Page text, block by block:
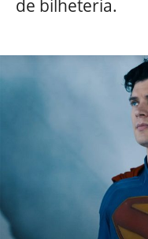
de bilheteria.